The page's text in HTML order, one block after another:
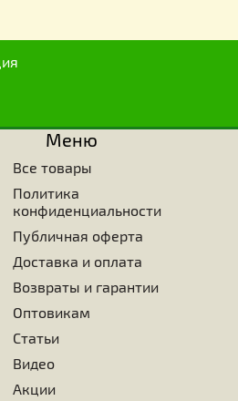
изучающих секреты
был поражен мастерством,
треугольник,
с точки зрения
интерес. Просто
в качестве образца
того, что кажутся
используемой поверхности
изучением
на земле не смогло
не требует каких-либо
Пчелопродукция